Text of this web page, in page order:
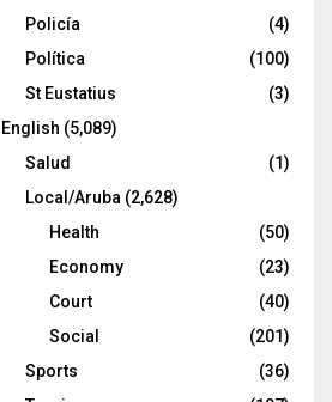
Policía
(4)
Política
(100)
St Eustatius
(3)
English (5,089)
Salud
(1)
Local/Aruba (2,628)
Health
(50)
Economy
(23)
Court
(40)
Social
(201)
Sports
(36)